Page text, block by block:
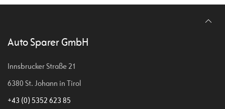
Auto Sparer GmbH
Innsbrucker Straße 21
6380 St. Johann in Tirol
+43 (0) 5352 623 85